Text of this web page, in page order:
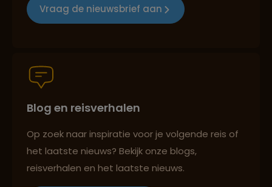
Best beoordeelde reisroutes
Reizen met oog voor mens, cultuur en milieu
Vraag de nieuwsbrief aan
Blog en reisverhalen
Op zoek naar inspiratie voor je volgende reis of
het laatste nieuws? Bekijk onze blogs,
reisverhalen en het laatste nieuws.